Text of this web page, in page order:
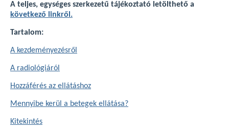
A teljes, egységes szerkezetű tájékoztató letölthető a
következő linkről.
Tartalom:
A kezdeményezésről
A radiológiáról
Hozzáférés az ellátáshoz
Mennyibe kerül a betegek ellátása?
Kitekintés